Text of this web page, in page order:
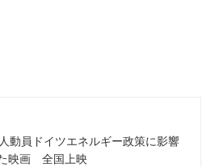
動員ドイツエネルギー政策に影響
映画 全国上映